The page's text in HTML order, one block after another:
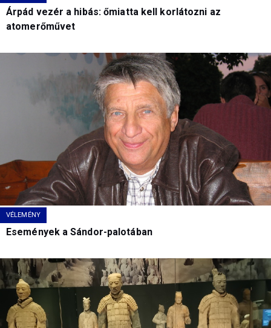
Árpád vezér a hibás: őmiatta kell korlátozni az
atomerőművet
VÉLEMÉNY
Események a Sándor-palotában